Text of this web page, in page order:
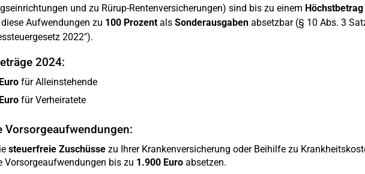
und zu Rürup-Rentenversicherungen) sind bis zu einem Höchstbetrag
Aufwendungen zu 100 Prozentals Sonderausgabenabsetzbar (§ 10 Abs. 3
2022").
2024:
für Alleinstehende
für Verheiratete
Vorsorgeaufwendungen:
steuerfreie Zuschüssezu Ihrer Krankenversicherung oder Beihilfe zu
Vorsorgeaufwendungen bis zu 1.900 Euroabsetzen.